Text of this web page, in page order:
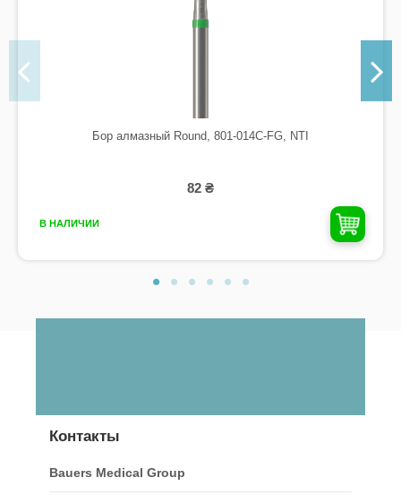
Бор алмазный Round, 801-014C-FG, NTI
82 ₴
В НАЛИЧИИ
Контакты
Bauers Medical Group